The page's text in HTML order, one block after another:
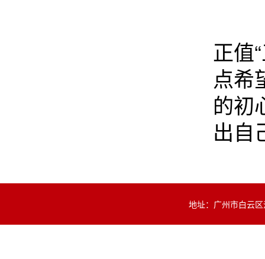
正值
点希
的初
出自
地址：广州市白云